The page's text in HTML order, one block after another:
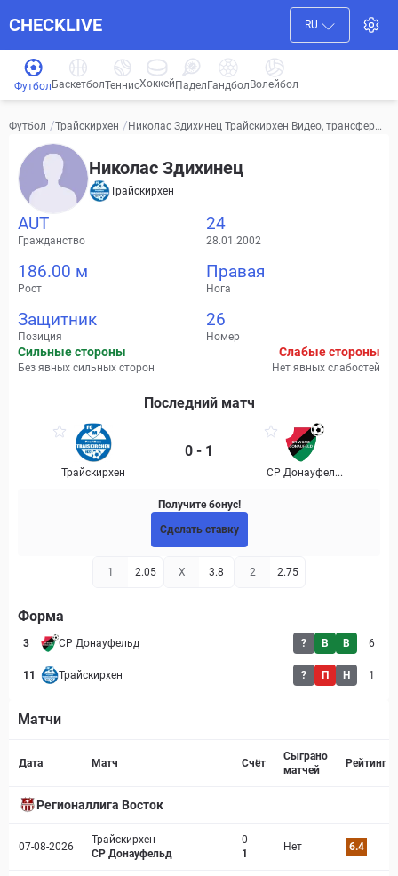
CHECKLIVE RU
Футбол БаскетболТеннисХоккей ПаделГандбол Волейбол
Футбол /Трайскирхен /Николас Здихинец Трайскирхен Видео, трансферы,
Николас Здихинец
Трайскирхен
AUT
Гражданство
24
28.01.2002
186.00 м
Рост
Правая
Нога
Защитник
Позиция
26
Номер
Сильные стороны
Без явных сильных сторон
Слабые стороны
Нет явных слабостей
Последний матч
Трайскирхен
0 - 1
СР Донауфел...
Получите бонус!
Сделать ставку
1 2.05 X 3.8 2 2.75
Форма
3 СР Донауфельд ? В В 6
11 Трайскирхен ? П Н 1
Матчи
Дата Матч Счёт
Сыграно
матчей
Рейтинг
Регионаллига Восток
07-08-2026
Трайскирхен
СР Донауфельд
0
1
Нет 6.4